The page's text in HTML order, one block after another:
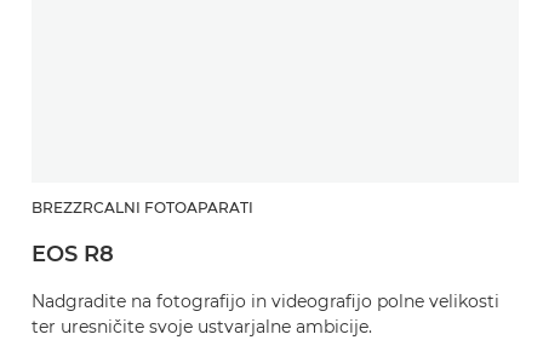
BREZZRCALNI FOTOAPARATI
EOS R8
Nadgradite na fotografijo in videografijo polne velikosti
ter uresničite svoje ustvarjalne ambicije.